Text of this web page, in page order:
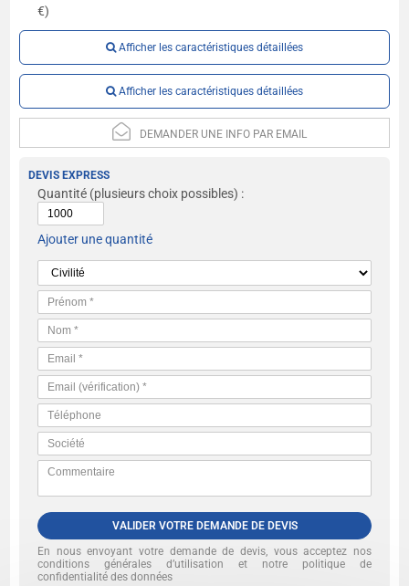
€)
Afficher les caractéristiques détaillées
Afficher les caractéristiques détaillées
DEMANDER UNE INFO PAR EMAIL
DEVIS EXPRESS
Quantité (plusieurs choix possibles) :
Ajouter une quantité
VALIDER VOTRE DEMANDE DE DEVIS
En nous envoyant votre demande de devis, vous acceptez nos
conditions générales d’utilisation et notre politique de
confidentialité des données